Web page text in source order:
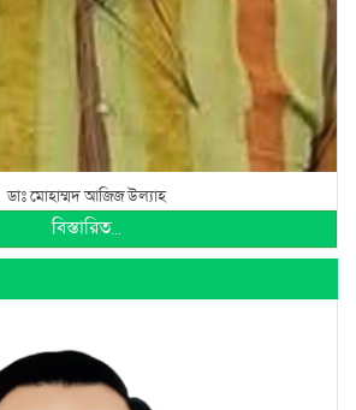
ডাঃ মোহাম্মদ আজিজ উল্যাহ
বিস্তারিত...